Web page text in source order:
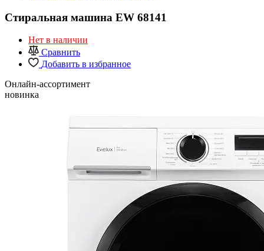
Стиральная машина EW 68141
Нет в наличии
Сравнить
Добавить в избранное
Онлайн-ассортимент
новинка